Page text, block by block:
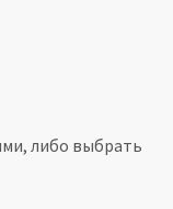
либо выбрать